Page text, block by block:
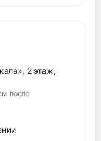
2 этаж,
после